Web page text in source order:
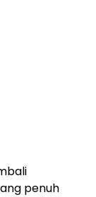
penuh